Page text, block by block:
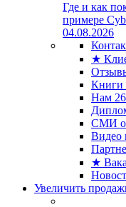
Где и как
примере
04.08.2026
★
Книги
Нам 26
СМИ о
Видео
★
Увеличить